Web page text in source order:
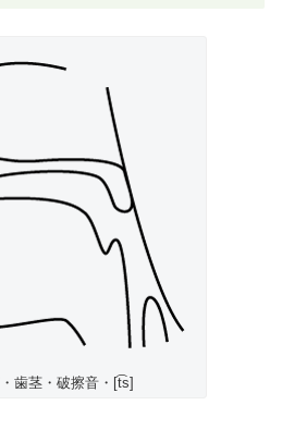
歯茎・破擦音・[t͡s]